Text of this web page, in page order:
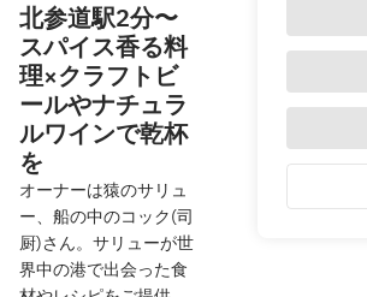
北参道駅2分〜
スパイス香る料
理×クラフトビ
ールやナチュラ
ルワインで乾杯
を
オーナーは猿のサリュ
ー、船の中のコック(司
厨)さん。サリューが世
界中の港で出会った食